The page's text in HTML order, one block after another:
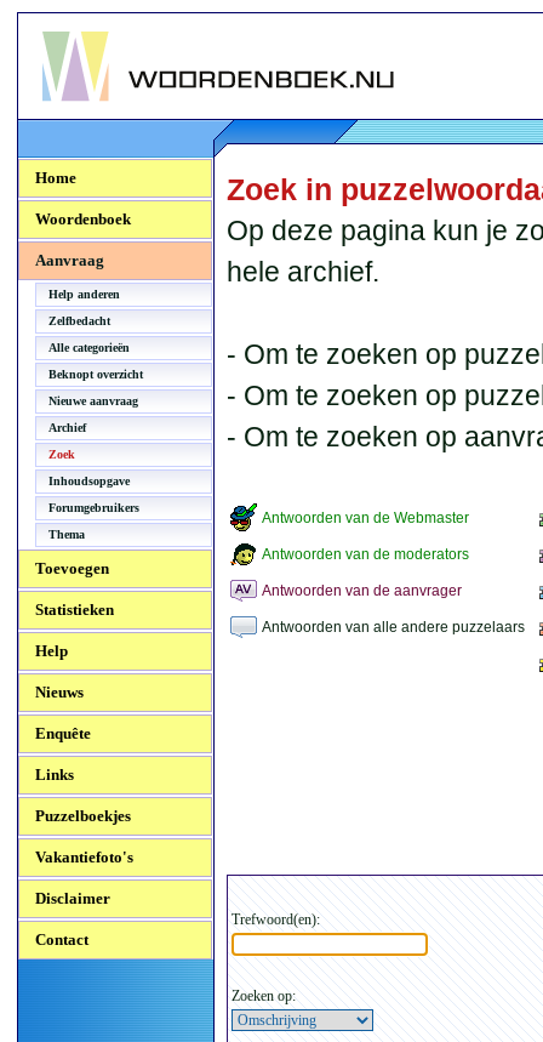
Woordenboek.NU
Home
Woordenboek
Aanvraag
Help anderen
Zelfbedacht
Alle categorieën
Beknopt overzicht
Nieuwe aanvraag
Archief
Zoek
Inhoudsopgave
Forumgebruikers
Thema
Toevoegen
Statistieken
Help
Nieuws
Enquête
Links
Puzzelboekjes
Vakantiefoto's
Disclaimer
Contact
Zoek in
Op deze pagina kun je
hele archief.
- Om te zoeken op
- Om te zoeken op
- Om te zoeken op
Antwoorden van de Webmaster
Antwoorden van de moderators
Antwoorden van de aanvrager
Antwoorden van alle andere puzzelaars
Trefwoord(en):
Zoeken op: